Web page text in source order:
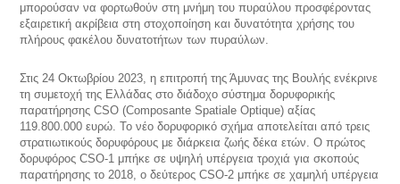
μπορούσαν να φορτωθούν στη μνήμη του πυραύλου προσφέροντας
εξαιρετική ακρίβεια στη στοχοποίηση και δυνατότητα χρήσης του
πλήρους φακέλου δυνατοτήτων των πυραύλων.
Στις 24 Οκτωβρίου 2023, η επιτροπή της Άμυνας της Βουλής ενέκρινε
τη συμετοχή της Ελλάδας στο διάδοχο σύστημα δορυφορικής
παρατήρησης CSO (Composante Spatiale Optique) αξίας
119.800.000 ευρώ. Το νέο δορυφορικό σχήμα αποτελείται από τρεις
στρατιωτικούς δορυφόρους με διάρκεια ζωής δέκα ετών. Ο πρώτος
δορυφόρος CSO-1 μπήκε σε υψηλή υπέργεια τροχιά για σκοπούς
παρατήρησης το 2018, ο δεύτερος CSO-2 μπήκε σε χαμηλή υπέργεια